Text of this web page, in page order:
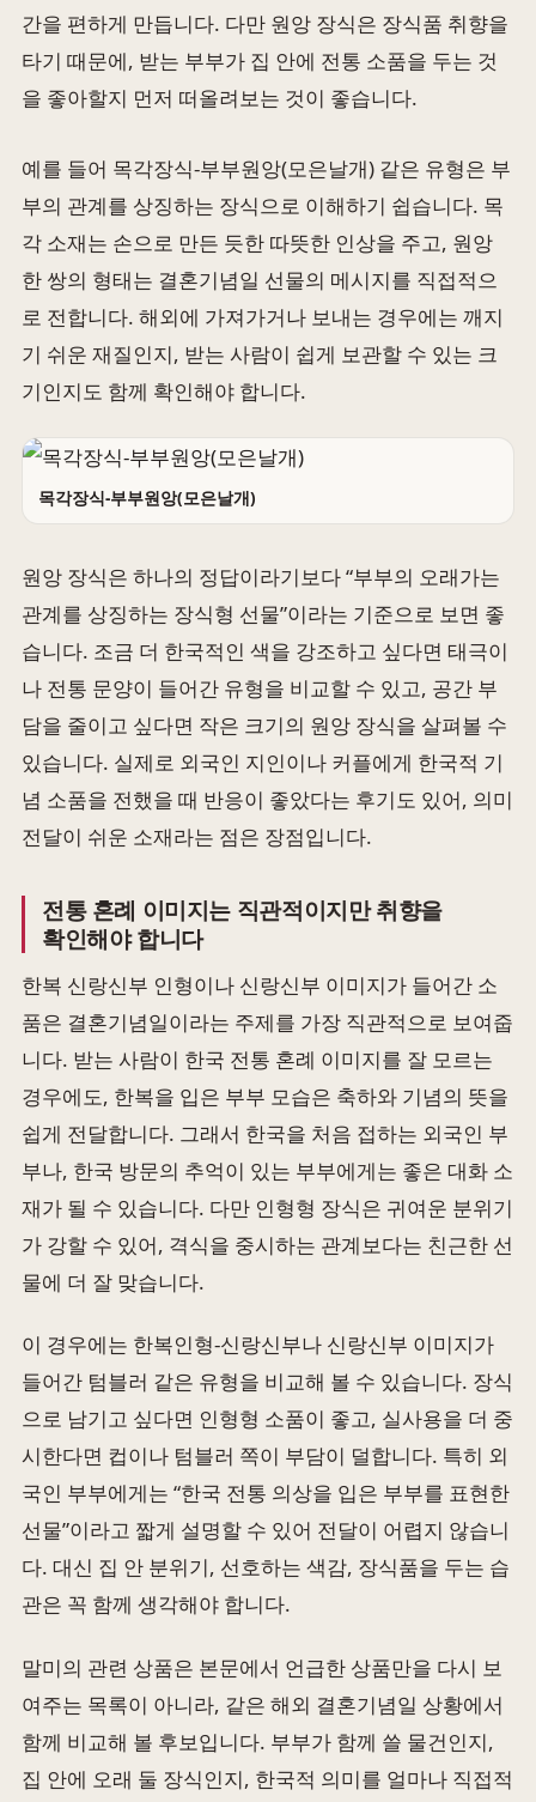
간을 편하게 만듭니다. 다만 원앙 장식은 장식품 취향을
타기 때문에, 받는 부부가 집 안에 전통 소품을 두는 것
을 좋아할지 먼저 떠올려보는 것이 좋습니다.
예를 들어 목각장식-부부원앙(모은날개) 같은 유형은 부
부의 관계를 상징하는 장식으로 이해하기 쉽습니다. 목
각 소재는 손으로 만든 듯한 따뜻한 인상을 주고, 원앙
한 쌍의 형태는 결혼기념일 선물의 메시지를 직접적으
로 전합니다. 해외에 가져가거나 보내는 경우에는 깨지
기 쉬운 재질인지, 받는 사람이 쉽게 보관할 수 있는 크
기인지도 함께 확인해야 합니다.
목각장식-부부원앙(모은날개)
원앙 장식은 하나의 정답이라기보다 “부부의 오래가는
관계를 상징하는 장식형 선물”이라는 기준으로 보면 좋
습니다. 조금 더 한국적인 색을 강조하고 싶다면 태극이
나 전통 문양이 들어간 유형을 비교할 수 있고, 공간 부
담을 줄이고 싶다면 작은 크기의 원앙 장식을 살펴볼 수
있습니다. 실제로 외국인 지인이나 커플에게 한국적 기
념 소품을 전했을 때 반응이 좋았다는 후기도 있어, 의미
전달이 쉬운 소재라는 점은 장점입니다.
전통 혼례 이미지는 직관적이지만 취향을
확인해야 합니다
한복 신랑신부 인형이나 신랑신부 이미지가 들어간 소
품은 결혼기념일이라는 주제를 가장 직관적으로 보여줍
니다. 받는 사람이 한국 전통 혼례 이미지를 잘 모르는
경우에도, 한복을 입은 부부 모습은 축하와 기념의 뜻을
쉽게 전달합니다. 그래서 한국을 처음 접하는 외국인 부
부나, 한국 방문의 추억이 있는 부부에게는 좋은 대화 소
재가 될 수 있습니다. 다만 인형형 장식은 귀여운 분위기
가 강할 수 있어, 격식을 중시하는 관계보다는 친근한 선
물에 더 잘 맞습니다.
이 경우에는 한복인형-신랑신부나 신랑신부 이미지가
들어간 텀블러 같은 유형을 비교해 볼 수 있습니다. 장식
으로 남기고 싶다면 인형형 소품이 좋고, 실사용을 더 중
시한다면 컵이나 텀블러 쪽이 부담이 덜합니다. 특히 외
국인 부부에게는 “한국 전통 의상을 입은 부부를 표현한
선물”이라고 짧게 설명할 수 있어 전달이 어렵지 않습니
다. 대신 집 안 분위기, 선호하는 색감, 장식품을 두는 습
관은 꼭 함께 생각해야 합니다.
말미의 관련 상품은 본문에서 언급한 상품만을 다시 보
여주는 목록이 아니라, 같은 해외 결혼기념일 상황에서
함께 비교해 볼 후보입니다. 부부가 함께 쓸 물건인지,
집 안에 오래 둘 장식인지, 한국적 의미를 얼마나 직접적